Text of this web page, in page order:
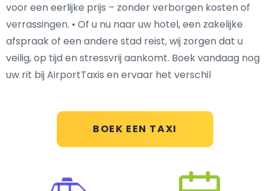
BOEK EEN TAXI
voor een eerlijke prijs – zonder verborgen kosten of
verrassingen. • Of u nu naar uw hotel, een zakelijke
afspraak of een andere stad reist, wij zorgen dat u
veilig, op tijd en stressvrij aankomt. Boek vandaag nog
uw rit bij AirportTaxis en ervaar het verschil